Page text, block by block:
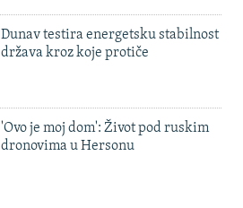
Dunav testira energetsku stabilnost
država kroz koje protiče
'Ovo je moj dom': Život pod ruskim
dronovima u Hersonu